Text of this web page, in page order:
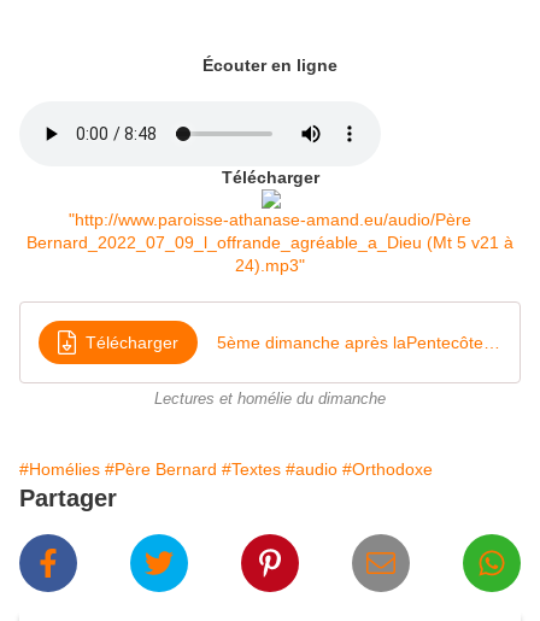
Écouter en ligne
Télécharger
"http://www.paroisse-athanase-amand.eu/audio/Père
Bernard_2022_07_09_l_offrande_agréable_a_Dieu (Mt 5 v21 à
24).mp3"
Télécharger
Lectures et homélie du dimanche
#Homélies #Père Bernard #Textes #audio #Orthodoxe
Partager